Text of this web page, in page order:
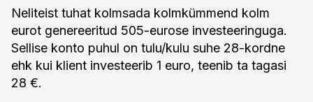
Neliteist tuhat kolmsada kolmkümmend kolm
eurot genereeritud 505-eurose investeeringuga.
Sellise konto puhul on tulu/kulu suhe 28-kordne
ehk kui klient investeerib 1 euro, teenib ta tagasi
28 €.